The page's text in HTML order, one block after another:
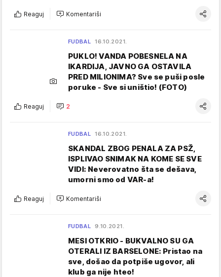
Reaguj Komentariši
FUDBAL 16.10.2021.
PUKLO! VANDA POBESNELA NA
IKARDIJA, JAVNO GA OSTAVILA
PRED MILIONIMA? Sve se puši posle
poruke - Sve si uništio! (FOTO)
Reaguj 2
FUDBAL 16.10.2021.
SKANDAL ZBOG PENALA ZA PSŽ,
ISPLIVAO SNIMAK NA KOME SE SVE
VIDI: Neverovatno šta se dešava,
umorni smo od VAR-a!
Reaguj Komentariši
FUDBAL 9.10.2021.
MESI OTKRIO - BUKVALNO SU GA
OTERALI IZ BARSELONE: Pristao na
sve, došao da potpiše ugovor, ali
klub ga nije hteo!